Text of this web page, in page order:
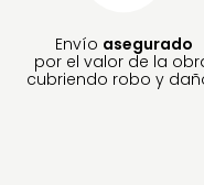
Envío asegurado
por el valor de la
cubriendo robo y